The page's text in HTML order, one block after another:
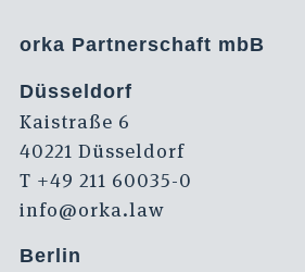
orka Partnerschaft mbB
Düsseldorf
Kaistraße 6
40221 Düsseldorf
T +49 211 60035-0
info@orka.law
Berlin